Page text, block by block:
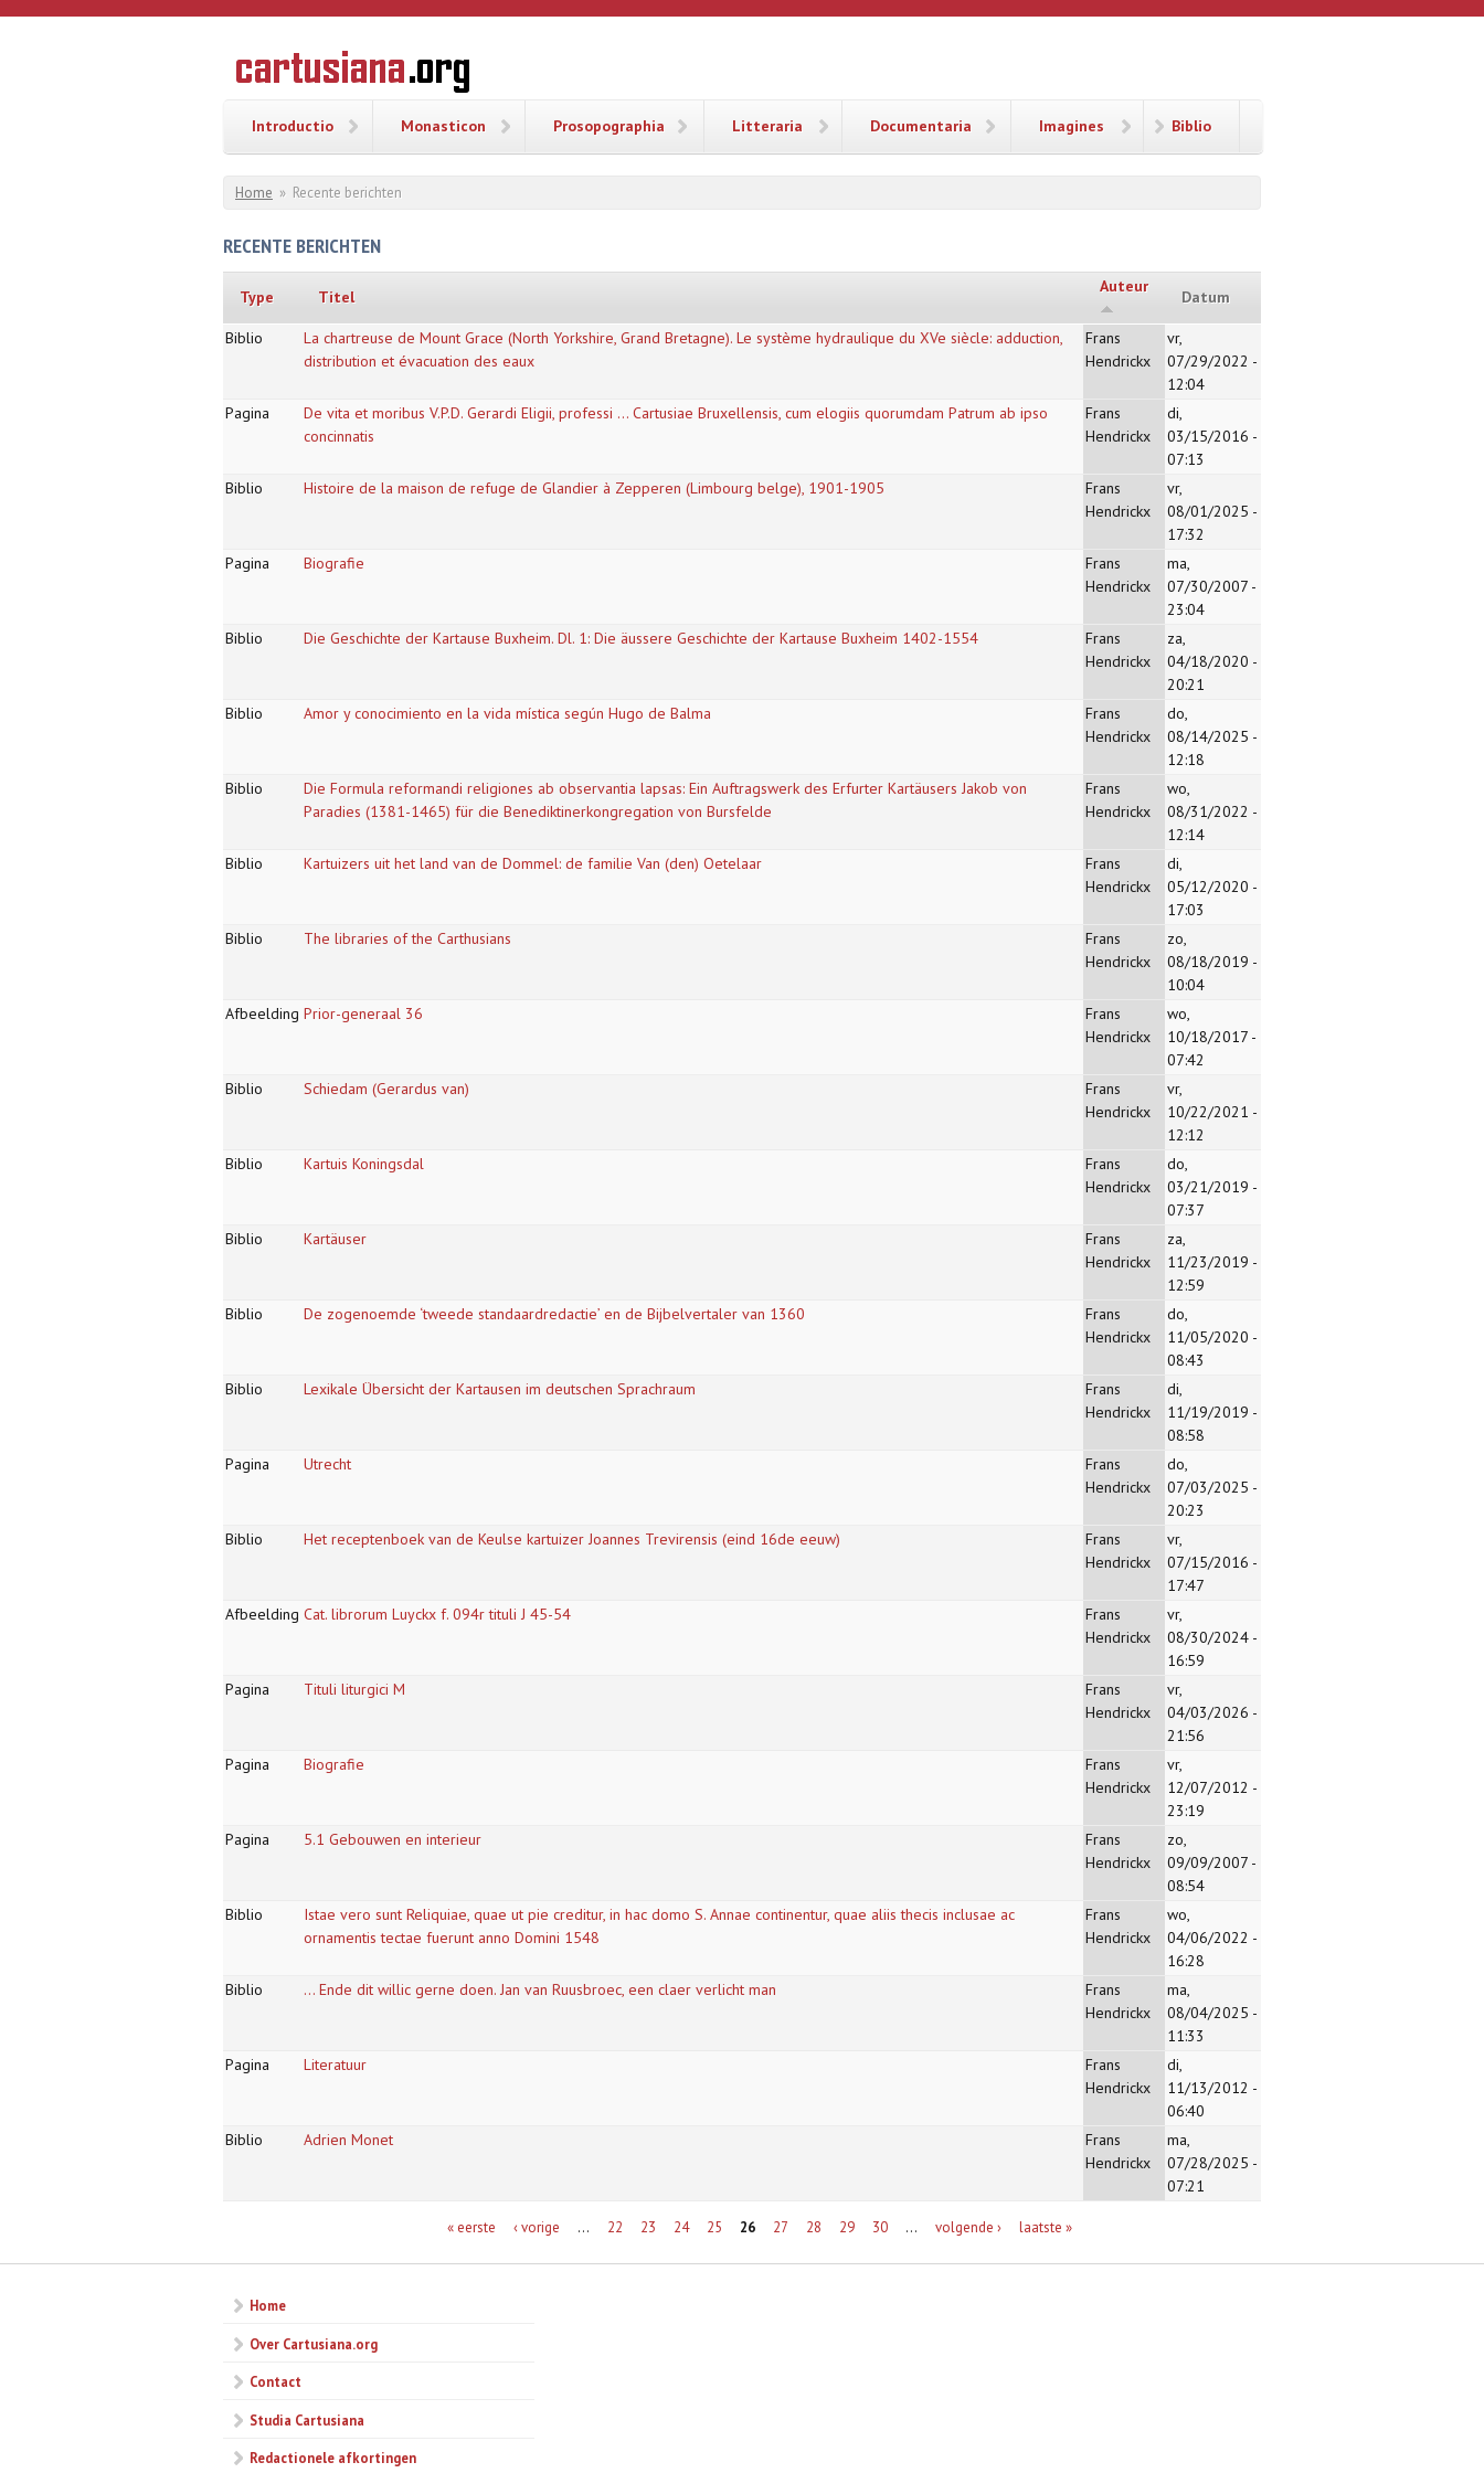
Overslaan en naar de inhoud gaan
CARTUSIANA
Geschiedenis
van de
Introductio Monasticon Prosopographia Litteraria Documentaria Imagines Biblio
U bent hier
Home » Recente berichten
RECENTE BERICHTEN
Type Titel
Auteur
Datum
Biblio
La chartreuse de Mount Grace (North Yorkshire, Grand Bretagne). Le système hydraulique du XVe siècle: adduction,
distribution et évacuation des eaux
Frans
Hendrickx
vr,
07/29/2022 -
12:04
Pagina
De vita et moribus V.P.D. Gerardi Eligii, professi ... Cartusiae Bruxellensis, cum elogiis quorumdam Patrum ab ipso
concinnatis
Frans
Hendrickx
di,
03/15/2016 -
07:13
Biblio
Histoire de la maison de refuge de Glandier à Zepperen (Limbourg belge), 1901-1905
Frans
Hendrickx
vr,
08/01/2025 -
17:32
Pagina
Biografie
Frans
Hendrickx
ma,
07/30/2007 -
23:04
Biblio
Die Geschichte der Kartause Buxheim. Dl. 1: Die äussere Geschichte der Kartause Buxheim 1402-1554
Frans
Hendrickx
za,
04/18/2020 -
20:21
Biblio
Amor y conocimiento en la vida mística según Hugo de Balma
Frans
Hendrickx
do,
08/14/2025 -
12:18
Biblio
Die Formula reformandi religiones ab observantia lapsas: Ein Auftragswerk des Erfurter Kartäusers Jakob von
Paradies (1381-1465) für die Benediktinerkongregation von Bursfelde
Frans
Hendrickx
wo,
08/31/2022 -
12:14
Biblio
Kartuizers uit het land van de Dommel: de familie Van (den) Oetelaar
Frans
Hendrickx
di,
05/12/2020 -
17:03
Biblio
The libraries of the Carthusians
Frans
Hendrickx
zo,
08/18/2019 -
10:04
Afbeelding Prior-generaal 36
Frans
Hendrickx
wo,
10/18/2017 -
07:42
Biblio
Schiedam (Gerardus van)
Frans
Hendrickx
vr,
10/22/2021 -
12:12
Biblio
Kartuis Koningsdal
Frans
Hendrickx
do,
03/21/2019 -
07:37
Biblio
Kartäuser
Frans
Hendrickx
za,
11/23/2019 -
12:59
Biblio
De zogenoemde ‘tweede standaardredactie’ en de Bijbelvertaler van 1360
Frans
Hendrickx
do,
11/05/2020 -
08:43
Biblio
Lexikale Übersicht der Kartausen im deutschen Sprachraum
Frans
Hendrickx
di,
11/19/2019 -
08:58
Pagina
Utrecht
Frans
Hendrickx
do,
07/03/2025 -
20:23
Biblio
Het receptenboek van de Keulse kartuizer Joannes Trevirensis (eind 16de eeuw)
Frans
Hendrickx
vr,
07/15/2016 -
17:47
Afbeelding Cat. librorum Luyckx f. 094r tituli J 45-54
Frans
Hendrickx
vr,
08/30/2024 -
16:59
Pagina
Tituli liturgici M
Frans
Hendrickx
vr,
04/03/2026 -
21:56
Pagina
Biografie
Frans
Hendrickx
vr,
12/07/2012 -
23:19
Pagina
5.1 Gebouwen en interieur
Frans
Hendrickx
zo,
09/09/2007 -
08:54
Biblio
Istae vero sunt Reliquiae, quae ut pie creditur, in hac domo S. Annae continentur, quae aliis thecis inclusae ac
ornamentis tectae fuerunt anno Domini 1548
Frans
Hendrickx
wo,
04/06/2022 -
16:28
Biblio
... Ende dit willic gerne doen. Jan van Ruusbroec, een claer verlicht man
Frans
Hendrickx
ma,
08/04/2025 -
11:33
Pagina
Literatuur
Frans
Hendrickx
di,
11/13/2012 -
06:40
Biblio
Adrien Monet
Frans
Hendrickx
ma,
07/28/2025 -
07:21
« eerste ‹ vorige … 22 23 24 25 26 27 28 29 30 … volgende › laatste »
Home
Over Cartusiana.org
Contact
Studia Cartusiana
Redactionele afkortingen